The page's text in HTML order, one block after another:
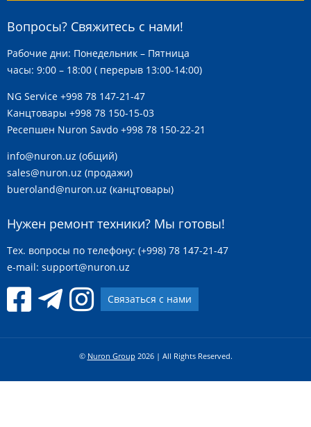
Вопросы? Свяжитесь с нами!
Рабочие дни: Понедельник – Пятница
часы: 9:00 – 18:00 ( перерыв 13:00-14:00)
NG Service +998 78 147-21-47
Канцтовары +998 78 150-15-03
Ресепшен Nuron Savdo +998 78 150-22-21
info@nuron.uz (общий)
sales@nuron.uz (продажи)
bueroland@nuron.uz (канцтовары)
Нужен ремонт техники? Мы готовы!
Тех. вопросы по телефону: (+998) 78 147-21-47
e-mail: support@nuron.uz
Связаться с нами
© Nuron Group 2026 | All Rights Reserved.